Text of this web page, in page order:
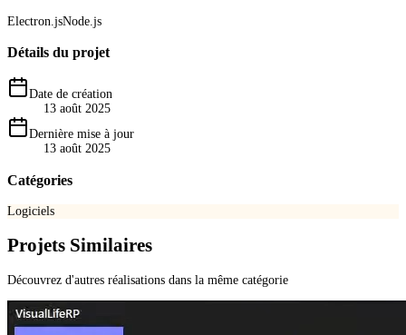
Electron.jsNode.js
Détails du projet
Date de création
13 août 2025
Dernière mise à jour
13 août 2025
Catégories
Logiciels
Projets Similaires
Découvrez d'autres réalisations dans la même catégorie